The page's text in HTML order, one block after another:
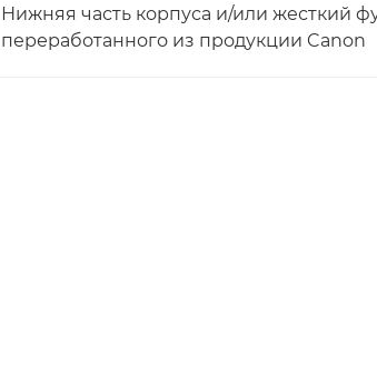
Нижняя часть корпуса и/или жесткий
переработанного из продукции Canon